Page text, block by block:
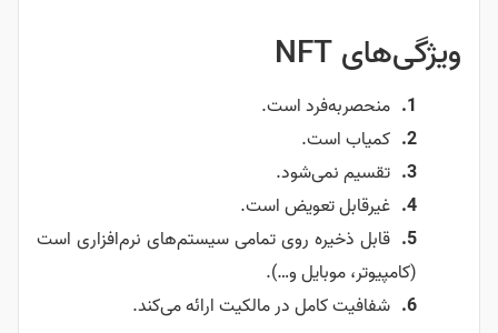
ویژگی‌های NFT
منحصر‌به‌فرد است.
کمیاب است.
تقسیم نمی‌شود.
غیرقابل تعویض است.
قابل ذخیره روی تمامی سیستم‌های نرم‌افزاری است
(کامپیوتر، موبایل و…).
شفافیت کامل در مالکیت ارائه می‌کند.